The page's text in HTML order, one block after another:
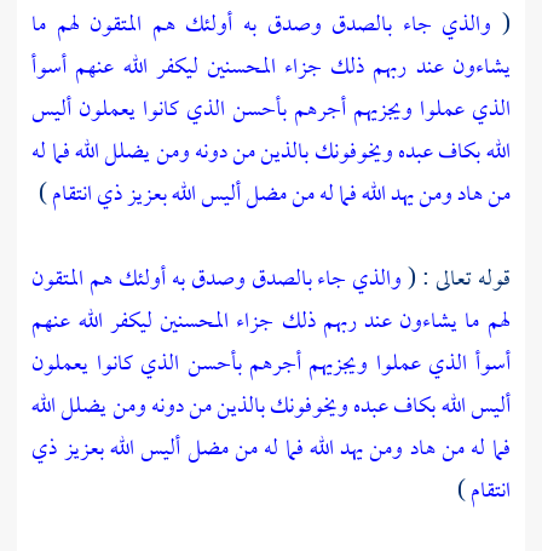
( والذي جاء بالصدق وصدق به أولئك هم المتقون لهم ما
يشاءون عند ربهم ذلك جزاء المحسنين ليكفر الله عنهم أسوأ
الذي عملوا ويجزيهم أجرهم بأحسن الذي كانوا يعملونأليس
الله بكاف عبده ويخوفونك بالذين من دونه ومن يضلل الله فما له
من هادومن يهد الله فما له من مضل أليس الله بعزيز ذي انتقام)
قوله تعالى : (والذي جاء بالصدق وصدق به أولئك هم المتقون
لهم ما يشاءون عند ربهم ذلك جزاء المحسنينليكفر الله عنهم
أسوأ الذي عملوا ويجزيهم أجرهم بأحسن الذي كانوا يعملون
أليس الله بكاف عبده ويخوفونك بالذين من دونه ومن يضلل الله
فما له من هادومن يهد الله فما له من مضل أليس الله بعزيز ذي
انتقام)